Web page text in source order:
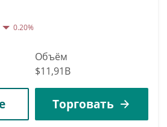
0.20%
Объём
$11,91B
Торговать